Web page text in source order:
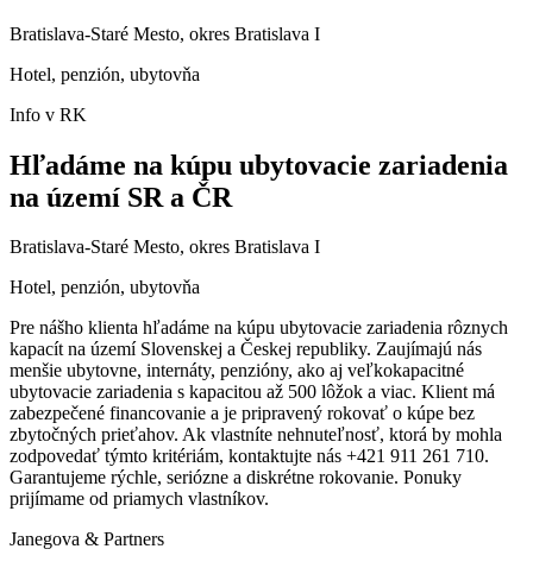
Bratislava-Staré Mesto, okres Bratislava I
Hotel, penzión, ubytovňa
Info v RK
Hľadáme na kúpu ubytovacie zariadenia
na území SR a ČR
Bratislava-Staré Mesto, okres Bratislava I
Hotel, penzión, ubytovňa
Pre nášho klienta hľadáme na kúpu ubytovacie zariadenia rôznych
kapacít na území Slovenskej a Českej republiky. Zaujímajú nás
menšie ubytovne, internáty, penzióny, ako aj veľkokapacitné
ubytovacie zariadenia s kapacitou až 500 lôžok a viac. Klient má
zabezpečené financovanie a je pripravený rokovať o kúpe bez
zbytočných prieťahov. Ak vlastníte nehnuteľnosť, ktorá by mohla
zodpovedať týmto kritériám, kontaktujte nás +421 911 261 710.
Garantujeme rýchle, seriózne a diskrétne rokovanie. Ponuky
prijímame od priamych vlastníkov.
Janegova & Partners